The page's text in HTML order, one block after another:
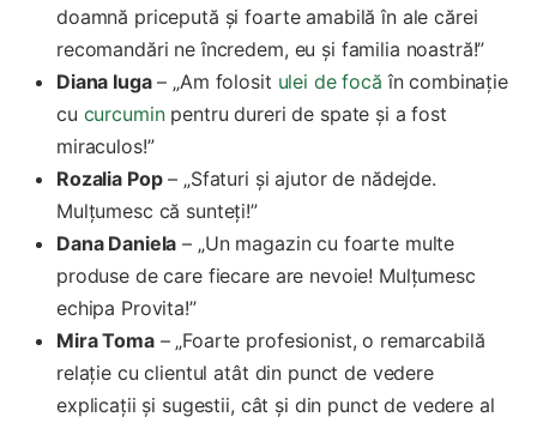
doamnă pricepută și foarte amabilă în ale cărei
recomandări ne încredem, eu și familia noastră!”
Diana Iuga– „Am folosit ulei de focă în combinație
cu curcuminpentru dureri de spate și a fost
miraculos!”
Rozalia Pop– „Sfaturi și ajutor de nădejde.
Mulțumesc că sunteți!”
Dana Daniela – „Un magazin cu foarte multe
produse de care fiecare are nevoie! Mulțumesc
echipa Provita!”
Mira Toma– „Foarte profesionist, o remarcabilă
relație cu clientul atât din punct de vedere
explicații și sugestii, cât și din punct de vedere al